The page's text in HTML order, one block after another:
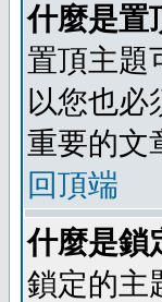
什麼是置
置頂主題
以您也必
重要的文
回頂端
什麼是鎖
鎖定的主